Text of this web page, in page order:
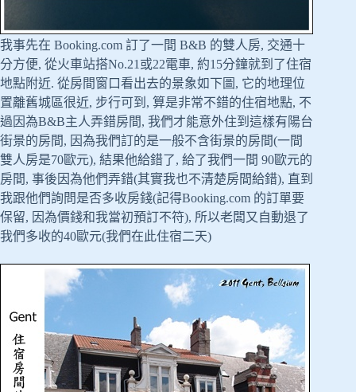
我事先在 Booking.com 訂了一間 B&B 的雙人房, 交通十
分方便, 從火車站搭No.21或22電車, 約15分鐘就到了住宿
地點附近. 從房間窗口看出去的景象如下圖, 它的地理位
置離舊城區很近, 步行可到, 算是非常不錯的住宿地點, 不
過因為B&B主人弄錯房間, 我們才能意外住到這樣有陽台
街景的房間, 因為我們訂的是一般不含街景的房間(一間
雙人房是70歐元), 結果他給錯了, 給了我們一間 90歐元的
房間, 事後因為他們弄錯(其實我也不清楚房間給錯), 直到
我跟他們詢問是否多收房錢(記得Booking.com 的訂單要
保留, 因為價錢和我當初預訂不符), 所以老闆又自動退了
我們多收的40歐元(我們在此住宿二天)